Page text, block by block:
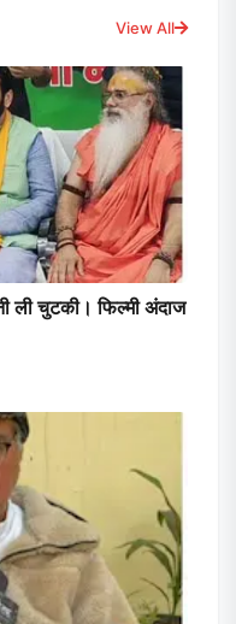
View All
ली चुटकी। फिल्मी अंदाज